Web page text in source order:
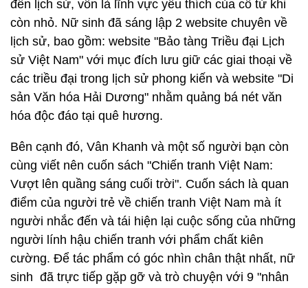
đến lịch sử, vốn là lĩnh vực yêu thích của cô từ khi
còn nhỏ. Nữ sinh đã sáng lập 2 website chuyên về
lịch sử, bao gồm: website "Bảo tàng Triều đại Lịch
sử Việt Nam" với mục đích lưu giữ các giai thoại về
các triều đại trong lịch sử phong kiến và website "Di
sản Văn hóa Hải Dương" nhằm quảng bá nét văn
hóa độc đáo tại quê hương.
Bên cạnh đó, Vân Khanh và một số người bạn còn
cùng viết nên cuốn sách "Chiến tranh Việt Nam:
Vượt lên quầng sáng cuối trời". Cuốn sách là quan
điểm của người trẻ về chiến tranh Việt Nam mà ít
người nhắc đến và tái hiện lại cuộc sống của những
người lính hậu chiến tranh với phẩm chất kiên
cường. Để tác phẩm có góc nhìn chân thật nhất, nữ
sinh đã trực tiếp gặp gỡ và trò chuyện với 9 "nhân